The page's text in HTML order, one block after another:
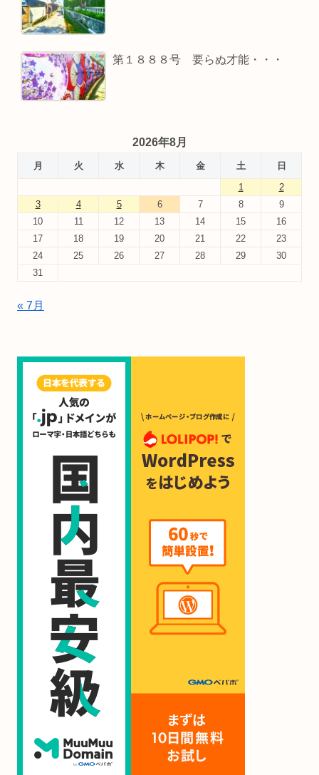
第１８８８号 要らぬ才能・・・
2026年8月
月 火 水 木 金 土
日
1
2
3
4 5 6 7 8
9
10
11 12 13 14 15
16
17
18 19 20 21 22
23
24
25 26 27 28 29
30
31
« 7月